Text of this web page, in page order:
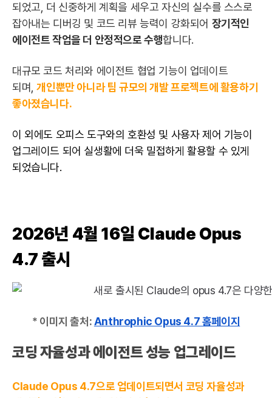
되었고, 더 신중하게 계획을 세우고 자신의 실수를 스스로
잡아내는 디버깅 및 코드 리뷰 능력이 강화되어 장기적인
에이전트 작업을 더 안정적으로 수행합니다.
대규모 코드 처리와 에이전트 협업 기능이 업데이트
되며,개인뿐만 아니라 팀 규모의 개발 프로젝트에 활용하기
좋아졌습니다.
이 외에도 오피스 도구와의 호환성 및 사용자 제어 기능이
업그레이드 되어 실생활에 더욱 밀접하게 활용할 수 있게
되었습니다.
2026년 4월 16일 Claude Opus
4.7 출시
* 이미지 출처:Anthrophic Opus 4.7 홈페이지
코딩 자율성과 에이전트 성능 업그레이드
Claude Opus 4.7으로 업데이트되면서 코딩 자율성과